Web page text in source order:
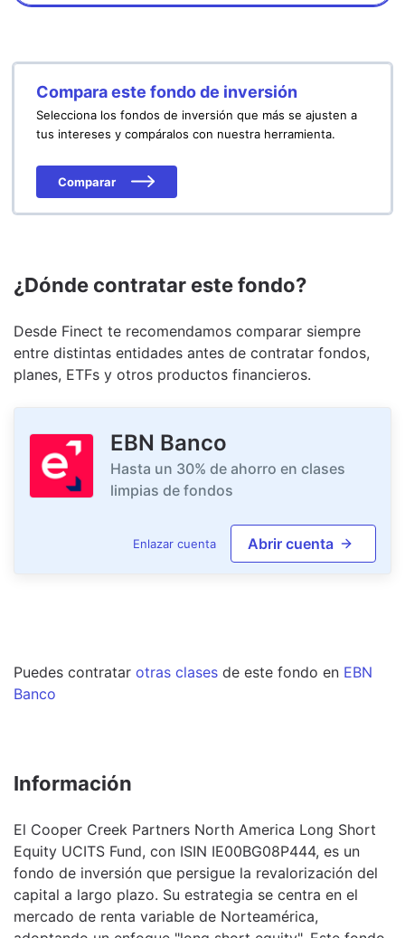
Compara este fondo de inversión
Selecciona los fondos de inversión que más se ajusten a
tus intereses y compáralos con nuestra herramienta.
Comparar
¿Dónde contratar este fondo?
Desde Finect te recomendamos comparar siempre
entre distintas entidades antes de contratar fondos,
planes, ETFs y otros productos financieros.
EBN Banco
Hasta un 30% de ahorro en clases
limpias de fondos
Enlazar cuenta Abrir cuenta
Puedes contratar otras clases de este fondo en EBN
Banco
Información
El Cooper Creek Partners North America Long Short
Equity UCITS Fund, con ISIN IE00BG08P444, es un
fondo de inversión que persigue la revalorización del
capital a largo plazo. Su estrategia se centra en el
mercado de renta variable de Norteamérica,